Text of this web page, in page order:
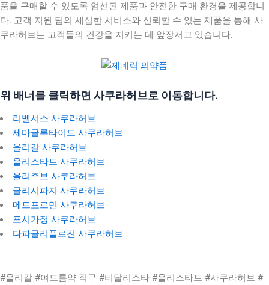
품을 구매할 수 있도록 엄선된 제품과 안전한 구매 환경을 제공합니
다. 고객 지원 팀의 세심한 서비스와 신뢰할 수 있는 제품을 통해 사
쿠라허브는 고객들의 건강을 지키는 데 앞장서고 있습니다.
위 배너를 클릭하면 사쿠라허브로 이동합니다.
리벨서스 사쿠라허브
세마글루타이드 사쿠라허브
올리갈 사쿠라허브
올리스타트 사쿠라허브
올리주브 사쿠라허브
글리시파지 사쿠라허브
메트포르민 사쿠라허브
포시가정 사쿠라허브
다파글리플로진 사쿠라허브
#올리갈 #여드름약 직구 #비달리스타 #올리스타트 #사쿠라허브 #